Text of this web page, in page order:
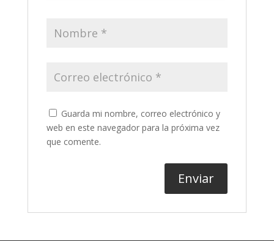
Guarda mi nombre, correo electrónico y
web en este navegador para la próxima vez
que comente.